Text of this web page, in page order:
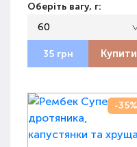
Оберіть вагу, г:
60
35 грн Купити
-35%